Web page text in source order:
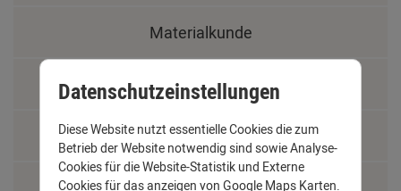
Materialkunde
Fachbegriffe
Jobs
Datenschutzeinstellungen
Diese Website nutzt essentielle Cookies die zum
Betrieb der Website notwendig sind sowie Analyse-
Cookies für die Website-Statistik und Externe
Cookies für das anzeigen von Google Maps Karten.